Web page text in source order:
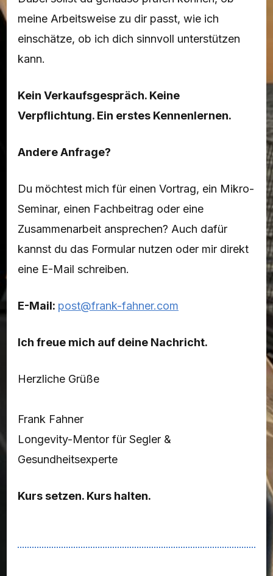
meine Arbeitsweise zu dir passt, wie ich
einschätze, ob ich dich sinnvoll unterstützen
kann.
Kein Verkaufsgespräch. Keine
Verpflichtung. Ein erstes Kennenlernen.
Andere Anfrage?
Du möchtest mich für einen Vortrag, ein Mikro-
Seminar, einen Fachbeitrag oder eine
Zusammenarbeit ansprechen? Auch dafür
kannst du das Formular nutzen oder mir direkt
eine E-Mail schreiben.
E-Mail: post@frank-fahner.com
Ich freue mich auf deine Nachricht.
Herzliche Grüße
Frank Fahner
Longevity-Mentor für Segler &
Gesundheitsexperte
Kurs setzen. Kurs halten.